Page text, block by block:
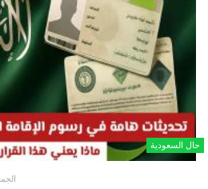
حال السعودية
الجمعة 31 يوليو